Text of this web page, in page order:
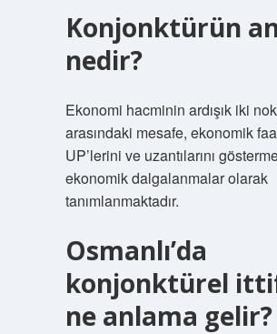
Konjonktürün
nedir?
Ekonomi hacminin ardışık iki
arasındaki mesafe, ekonomik
UP’lerini ve uzantılarını
ekonomik dalgalanmalar olarak
tanımlanmaktadır.
Osmanlı’da
konjonktürel
ne anlama gelir?